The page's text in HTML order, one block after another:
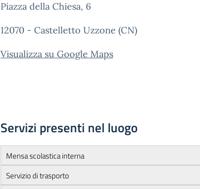
Piazza della Chiesa, 6
12070 - Castelletto Uzzone (CN)
Visualizza su Google Maps
Servizi presenti nel luogo
Mensa scolastica interna
Servizio di trasporto